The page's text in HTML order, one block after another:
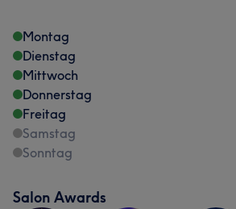
Montag
Dienstag
Mittwoch
Donnerstag
Freitag
Samstag
Sonntag
Salon Awards